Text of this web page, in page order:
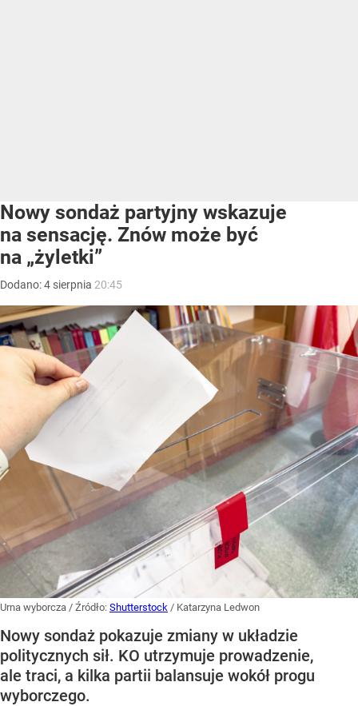
Nowy sondaż partyjny wskazuje
na sensację. Znów może być
na „żyletki”
Dodano:4 sierpnia 20:45
Urna wyborcza / Źródło: Shutterstock / Katarzyna Ledwon
Nowy sondaż pokazuje zmiany w układzie
politycznych sił. KO utrzymuje prowadzenie,
ale traci, a kilka partii balansuje wokół progu
wyborczego.